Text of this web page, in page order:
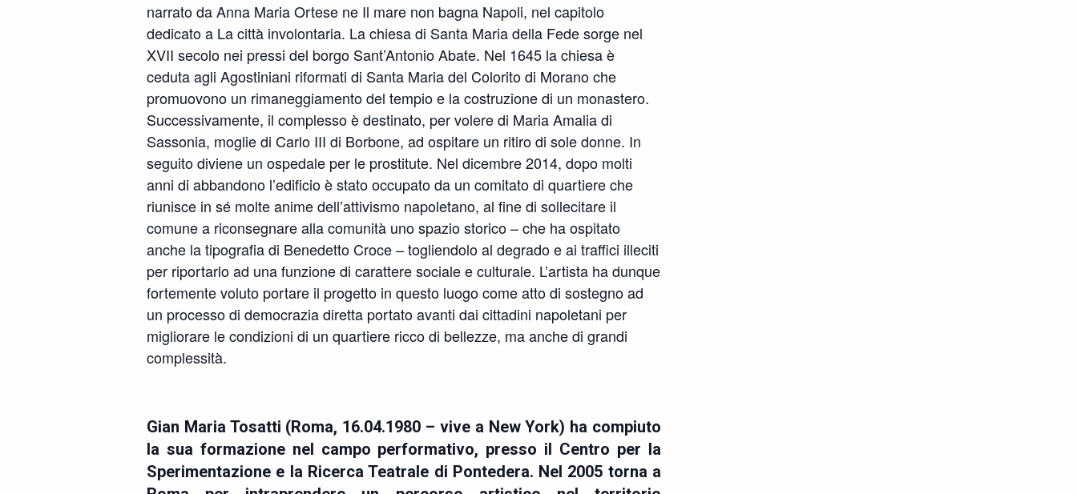
narrato da Anna Maria Ortese ne Il mare non bagna Napoli, nel capitolo
dedicato a La città involontaria. La chiesa di Santa Maria della Fede sorge nel
XVII secolo nei pressi del borgo Sant’Antonio Abate. Nel 1645 la chiesa è
ceduta agli Agostiniani riformati di Santa Maria del Colorito di Morano che
promuovono un rimaneggiamento del tempio e la costruzione di un monastero.
Successivamente, il complesso è destinato, per volere di Maria Amalia di
Sassonia, moglie di Carlo III di Borbone, ad ospitare un ritiro di sole donne. In
seguito diviene un ospedale per le prostitute. Nel dicembre 2014, dopo molti
anni di abbandono l’edificio è stato occupato da un comitato di quartiere che
riunisce in sé molte anime dell’attivismo napoletano, al fine di sollecitare il
comune a riconsegnare alla comunità uno spazio storico – che ha ospitato
anche la tipografia di Benedetto Croce – togliendolo al degrado e ai traffici illeciti
per riportarlo ad una funzione di carattere sociale e culturale. L’artista ha dunque
fortemente voluto portare il progetto in questo luogo come atto di sostegno ad
un processo di democrazia diretta portato avanti dai cittadini napoletani per
migliorare le condizioni di un quartiere ricco di bellezze, ma anche di grandi
complessità.
Gian Maria Tosatti (Roma, 16.04.1980 – vive a New York) ha compiuto
la sua formazione nel campo performativo, presso il Centro per la
Sperimentazione e la Ricerca Teatrale di Pontedera. Nel 2005 torna a